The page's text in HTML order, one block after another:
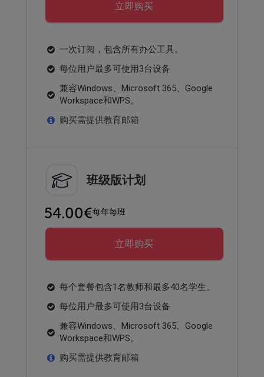
立即购买
一次订阅，包含所有办公工具。
每位用户最多可使用3台设备
兼容Windows、Microsoft 365、Google
Workspace和WPS。
购买需提供教育邮箱
班级版计划
54.00€每年每班
立即购买
每个套餐包含1名教师和最多40名学生。
每位用户最多可使用3台设备
兼容Windows、Microsoft 365、Google
Workspace和WPS。
购买需提供教育邮箱